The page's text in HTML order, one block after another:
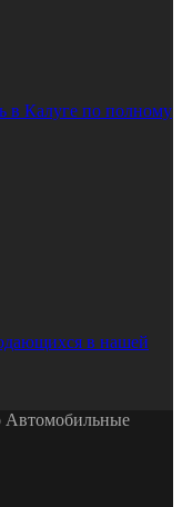
в Калуге по полному
в нашей